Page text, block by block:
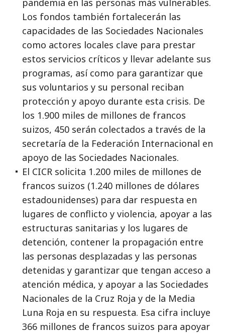
pandemia en las personas más vulnerables.
Los fondos también fortalecerán las
capacidades de las Sociedades Nacionales
como actores locales clave para prestar
estos servicios críticos y llevar adelante sus
programas, así como para garantizar que
sus voluntarios y su personal reciban
protección y apoyo durante esta crisis. De
los 1.900 miles de millones de francos
suizos, 450 serán colectados a través de la
secretaría de la Federación Internacional en
apoyo de las Sociedades Nacionales.
El CICR solicita 1.200 miles de millones de
francos suizos (1.240 millones de dólares
estadounidenses) para dar respuesta en
lugares de conflicto y violencia, apoyar a las
estructuras sanitarias y los lugares de
detención, contener la propagación entre
las personas desplazadas y las personas
detenidas y garantizar que tengan acceso a
atención médica, y apoyar a las Sociedades
Nacionales de la Cruz Roja y de la Media
Luna Roja en su respuesta. Esa cifra incluye
366 millones de francos suizos para apoyar